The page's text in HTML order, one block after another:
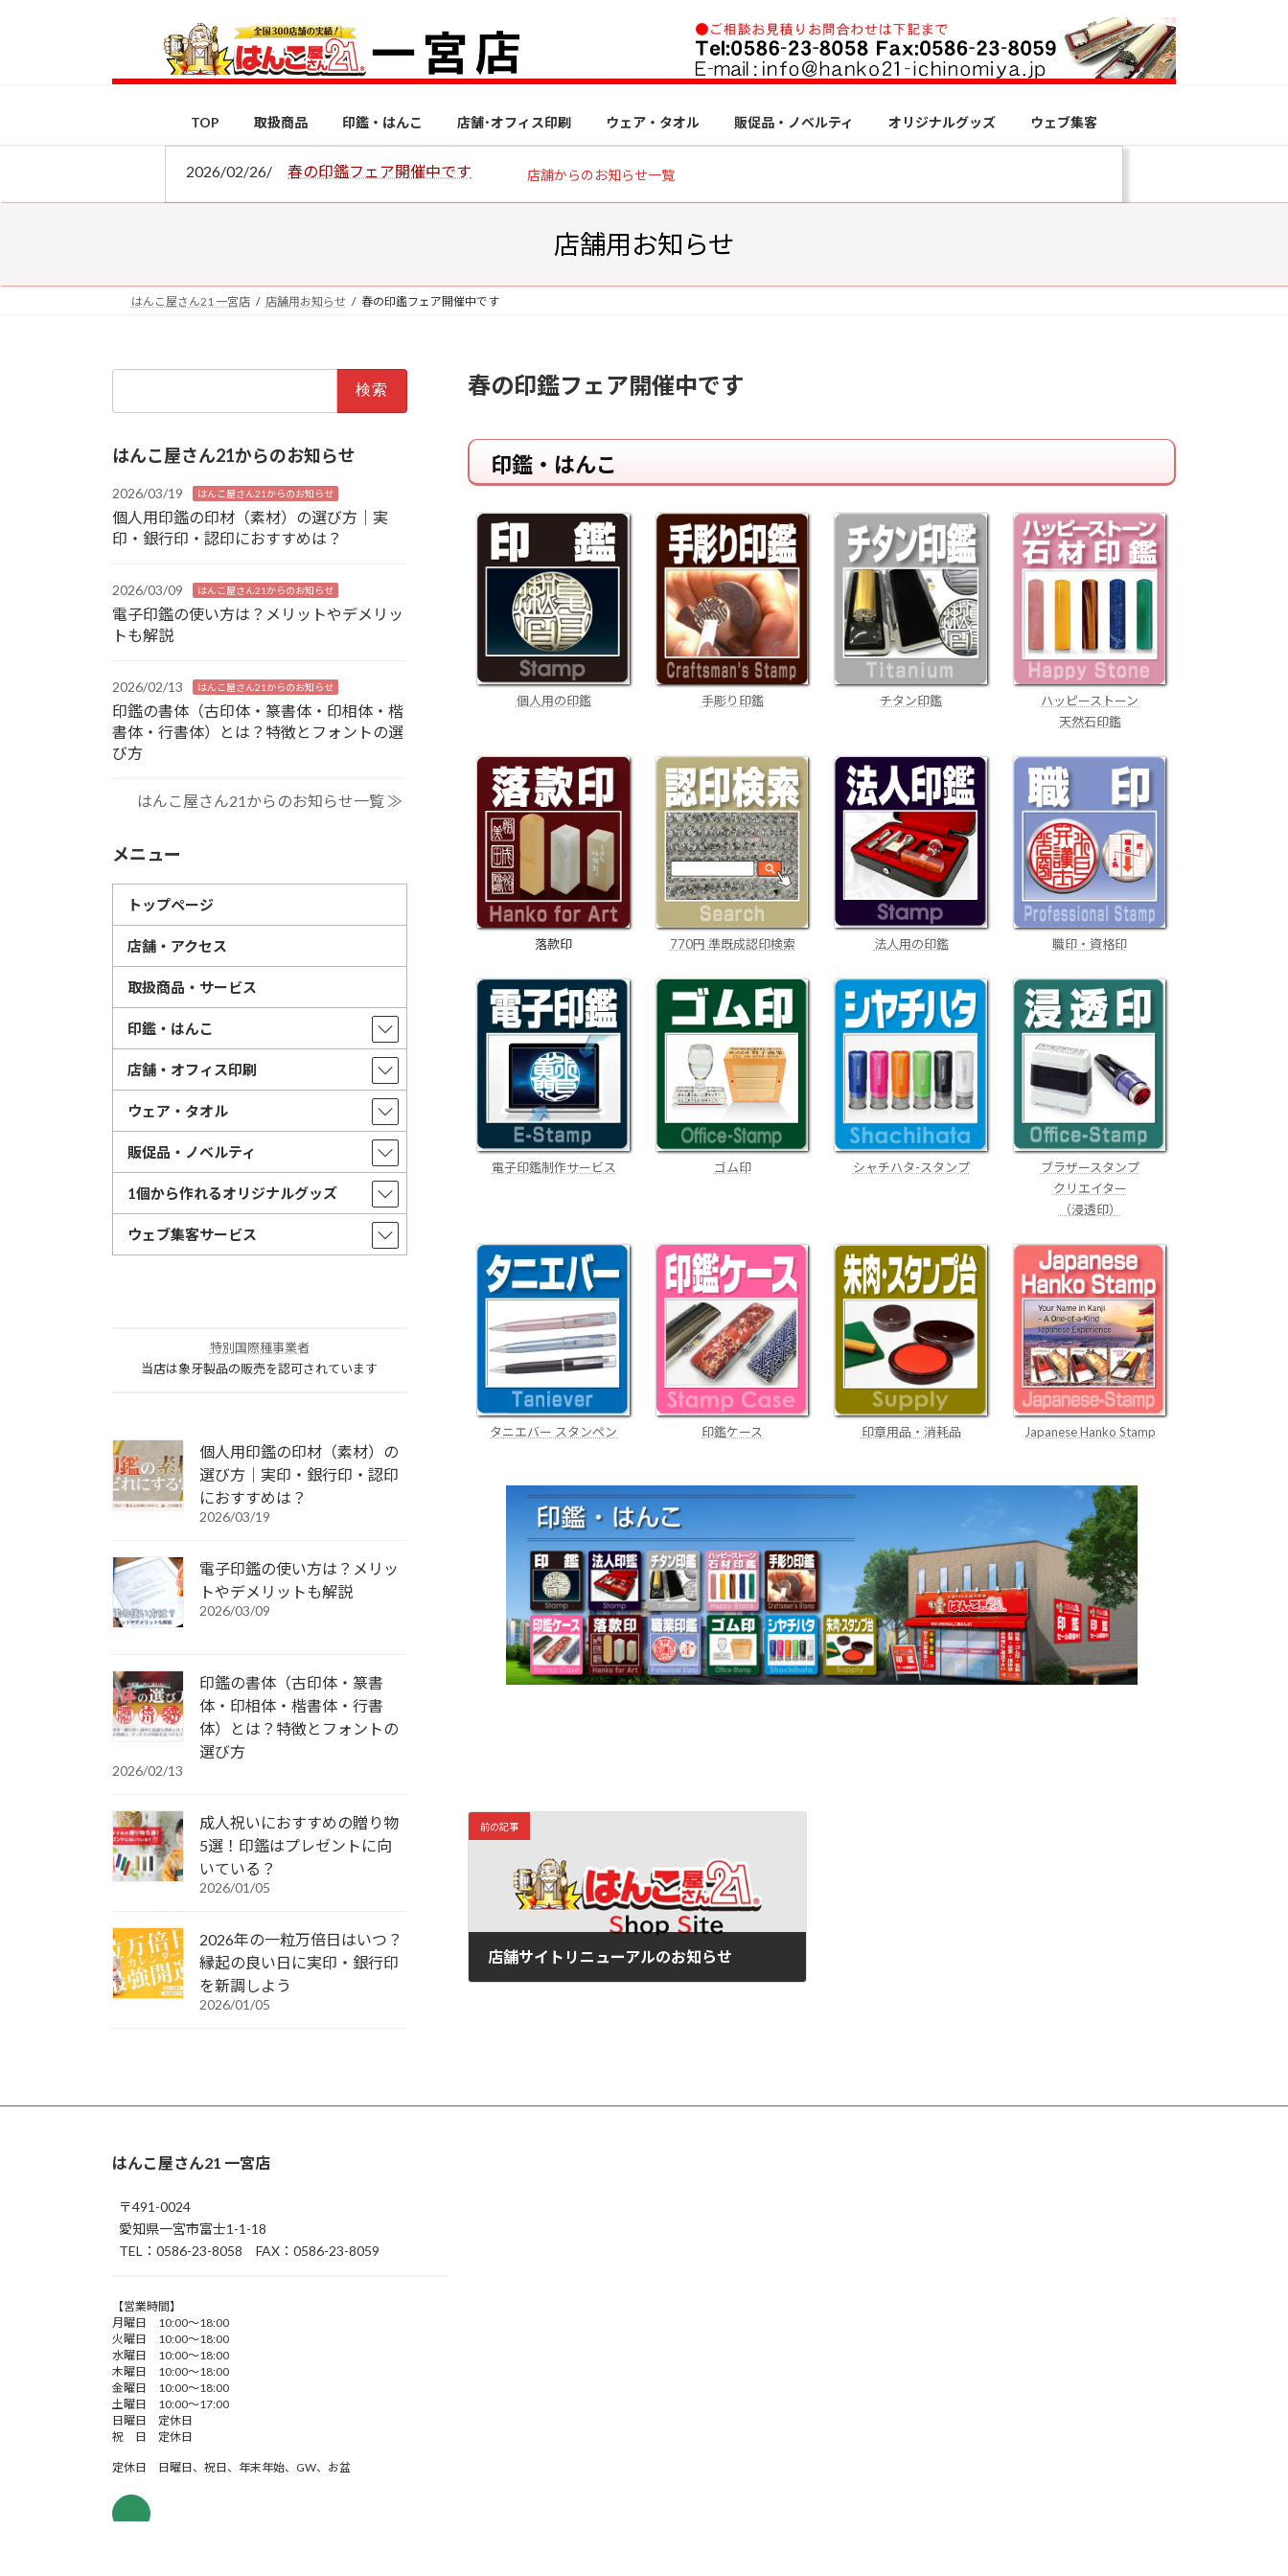
ス
ン
TOP 取扱商品 印鑑・はんこ 店舗･オフィス印刷 ウェア・タオル 販促品・ノベルティ オリジナルグッズ ウェブ集客
2026/02/26/ 春の印鑑フェア開催中です 店舗からのお知らせ一覧
店舗用お知らせ
はんこ屋さん21 一宮店 店舗用お知らせ 春の印鑑フェア開催中です
春の印鑑フェア開催中です
印鑑・はんこ
個人用の印鑑 手彫り印鑑 チタン印鑑
ハッピーストーン
天然石印鑑
落款印 770円 準既成認印検索 法人用の印鑑 職印・資格印
電子印鑑制作サービス ゴム印 シャチハタ-スタンプ
ブラザースタンプ
クリエイター
（浸透印）
タニエバー スタンペン 印鑑ケース 印章用品・消耗品 Japanese Hanko Stamp
前の記事
店舗サイトリニューアルのお知らせ
はんこ屋さん21からのお知らせ
2026/03/19 はんこ屋さん21からのお知らせ
個人用印鑑の印材（素材）の選び方｜実
印・銀行印・認印におすすめは？
2026/03/09 はんこ屋さん21からのお知らせ
電子印鑑の使い方は？メリットやデメリッ
トも解説
2026/02/13 はんこ屋さん21からのお知らせ
印鑑の書体（古印体・篆書体・印相体・楷
書体・行書体）とは？特徴とフォントの選
び方
はんこ屋さん21からのお知らせ一覧 ≫
メニュー
トップページ
店舗・アクセス
取扱商品・サービス
印鑑・はんこ
店舗・オフィス印刷
ウェア・タオル
販促品・ノベルティ
1個から作れるオリジナルグッズ
ウェブ集客サービス
特別国際種事業者
当店は象牙製品の販売を認可されています
個人用印鑑の印材（素材）の
選び方｜実印・銀行印・認印
におすすめは？
2026/03/19
電子印鑑の使い方は？メリッ
トやデメリットも解説
2026/03/09
印鑑の書体（古印体・篆書
体・印相体・楷書体・行書
体）とは？特徴とフォントの
選び方
2026/02/13
成人祝いにおすすめの贈り物
5選！印鑑はプレゼントに向
いている？
2026/01/05
2026年の一粒万倍日はいつ？
縁起の良い日に実印・銀行印
を新調しよう
2026/01/05
はんこ屋さん21 一宮店
〒491-0024
愛知県一宮市富士1-1-18
TEL：0586-23-8058 FAX：0586-23-8059
【営業時間】
月曜日 10:00～18:00
火曜日 10:00～18:00
水曜日 10:00～18:00
木曜日 10:00～18:00
金曜日 10:00～18:00
土曜日 10:00～17:00
日曜日 定休日
祝 日 定休日
定休日 日曜日、祝日、年末年始、GW、お盆